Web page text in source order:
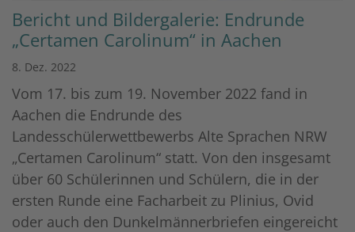
Bericht und Bildergalerie: Endrunde
„Certamen Carolinum“ in Aachen
8. Dez. 2022
Vom 17. bis zum 19. November 2022 fand in
Aachen die Endrunde des
Landesschülerwettbewerbs Alte Sprachen NRW
„Certamen Carolinum“ statt. Von den insgesamt
über 60 Schülerinnen und Schülern, die in der
ersten Runde eine Facharbeit zu Plinius, Ovid
oder auch den Dunkelmännerbriefen eingereicht